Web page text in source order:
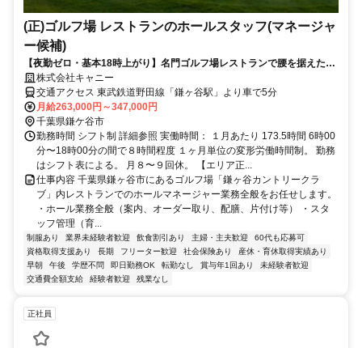
(正)ゴルフ場 レストランのホールスタッフ(マネージャ
ー候補)
【夜勤ゼロ・基本18時上がり】名門ゴルフ場レストランで腰を据えた働
き方を。 グレードコースを運営／将来はマネージャーへ・40〜50代の
転職も歓迎
株式会社キャニー
交通アクセス 東武鉄道野田線「鎌ヶ谷駅」より車で5分
月給263,000円～347,000円
千葉県鎌ケ谷市
勤務時間 シフト制 詳細参照 実働時間： １月あたり 173.5時間 6時00
分〜18時00分の間で８時間程度 １ヶ月単位の変形労働時間制。 勤務
はシフト表による。 ⽉８〜９回休。 【エリア正...
仕事内容 千葉県鎌ヶ谷市にあるゴルフ場「鎌ヶ谷カントリークラ
ブ」内レストランでのホールマネージャー業務全般をお任せします。
・ホール業務全般（案内、オーダー取り、配膳、片付け等） ・スタ
ッフ管理（育...
制服あり 業界未経験者歓迎 飲食割引あり 主婦・主夫歓迎
60代も応募可
資格取得支援あり
長期 フリーター歓迎 社会保険あり
産休・育休取得実績あり
早朝
午後 学歴不問 即日勤務OK 転勤なし 賞与年1回あり
未経験者歓迎
交通費全額支給
経験者歓迎 残業なし
正社員